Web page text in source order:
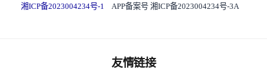
湘ICP备2023004234号-1 APP备案号 湘ICP备2023004234号-3A
友情链接